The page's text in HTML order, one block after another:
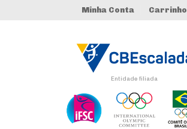
Minha Conta Carrinho
Entidade filiada